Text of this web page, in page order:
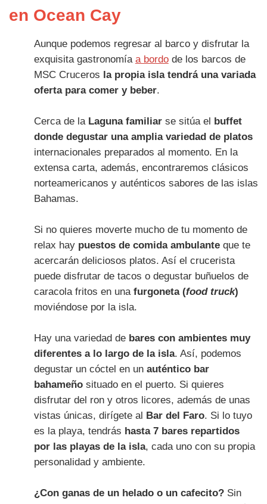
en Ocean Cay
Aunque podemos regresar al barco y disfrutar la
exquisita gastronomía a bordode los barcos de
MSC Cruceros la propia isla tendrá una variada
oferta para comer y beber.
Cerca de la Laguna familiarse sitúa el buffet
donde degustar una amplia variedad de platos
internacionales preparados al momento. En la
extensa carta, además, encontraremos clásicos
norteamericanos y auténticos sabores de las islas
Bahamas.
Si no quieres moverte mucho de tu momento de
relax hay puestos de comida ambulanteque te
acercarán deliciosos platos. Así el crucerista
puede disfrutar de tacos o degustar buñuelos de
caracola fritos en una furgoneta (food truck)
moviéndose por la isla.
Hay una variedad de bares con ambientes muy
diferentes a lo largo de la isla. Así, podemos
degustar un cóctel en un auténtico bar
bahameñosituado en el puerto. Si quieres
disfrutar del ron y otros licores, además de unas
vistas únicas, dirígete al Bar del Faro. Si lo tuyo
es la playa, tendrás hasta 7 bares repartidos
por las playas de la isla, cada uno con su propia
personalidad y ambiente.
¿Con ganas de un helado o un cafecito?Sin